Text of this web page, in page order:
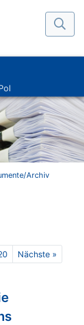
Archiv
Nächste »